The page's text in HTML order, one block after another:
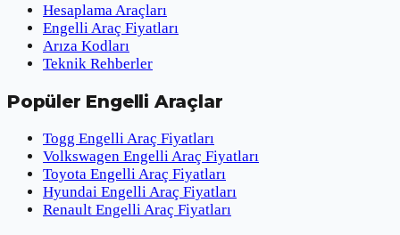
Hesaplama Araçları
Engelli Araç Fiyatları
Arıza Kodları
Teknik Rehberler
Popüler Engelli Araçlar
Togg Engelli Araç Fiyatları
Volkswagen Engelli Araç Fiyatları
Toyota Engelli Araç Fiyatları
Hyundai Engelli Araç Fiyatları
Renault Engelli Araç Fiyatları